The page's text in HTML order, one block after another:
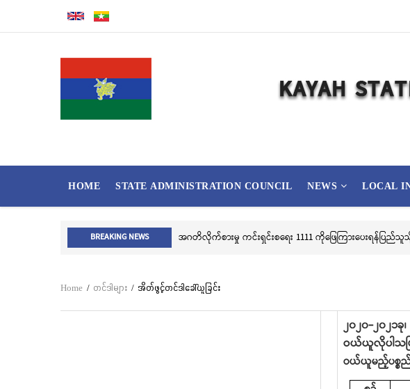
MAIN
HOME STATE ADMINISTRATION COUNCIL NEWS LOCAL
BREAKING NEWS အဂတိလိုက်စားမှု ကင်းရှင်းစရေး 1111 ကိုဖြေကြားပေးရန်ပြည်သူ
Breadcrumb
Home / တင်ဒါများ / အိတ်ဖွင့်တင်ဒါခေါ်ယူခြင်း
၂၀၂၀-၂၀၂၁
ဝယ်ယူလိုပါသဖ
ဝယ်ယူမည့်ပစ္စည်း